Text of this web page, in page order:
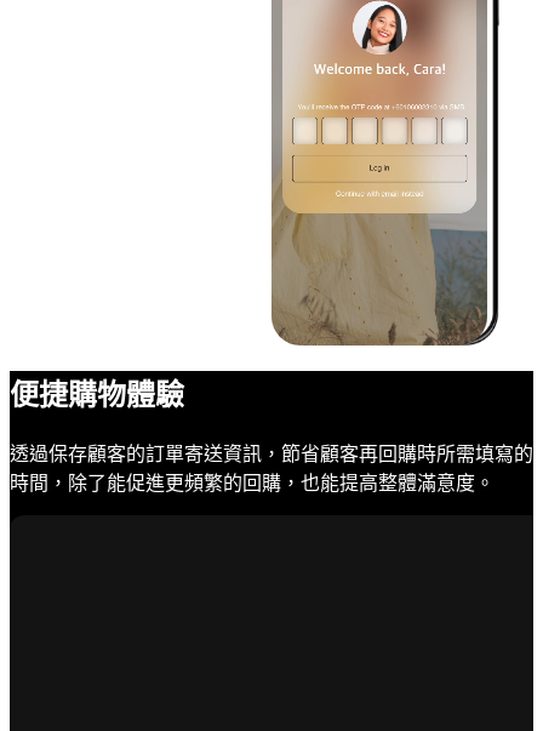
便捷購物體驗
透過保存顧客的訂單寄送資訊，節省顧客再回購時所需填寫的
時間，除了能促進更頻繁的回購，也能提高整體滿意度。